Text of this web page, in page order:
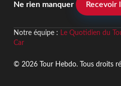
Ne rien manquer Recevoir
Notre équipe : Le Quotidien du
Car
© 2026 Tour Hebdo. Tous droits